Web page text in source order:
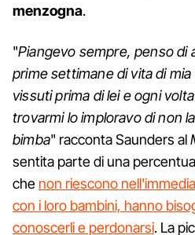
menzogna.
"Piangevo sempre, penso di
prime settimane di vita di
vissuti prima di lei e ogni
trovarmi lo imploravo di non
bimba" racconta Saunders al
sentita parte di una
che non riescono
con i loro bambini, hanno
conoscerli e perdonarsi. La